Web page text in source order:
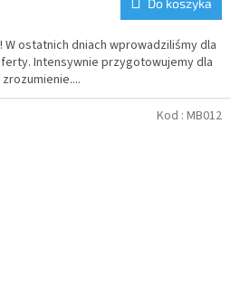
W ostatnich dniach wprowadziliśmy dla
Intensywnie przygotowujemy dla
Kod : MB012